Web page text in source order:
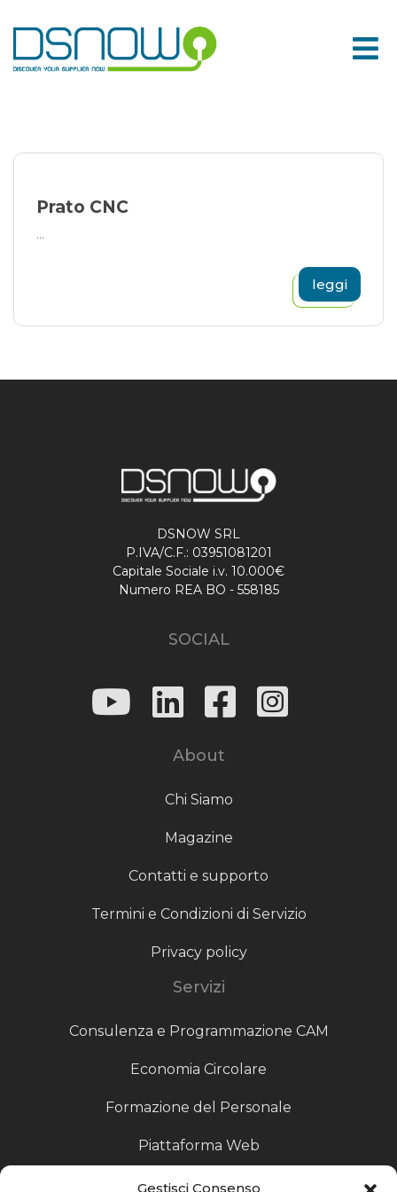
Gestisci Consenso
to
content
Prato CNC
...
leggi
DSNOW SRL
P.IVA/C.F.: 03951081201
Capitale Sociale i.v. 10.000€
Numero REA BO - 558185
SOCIAL
About
Chi Siamo
Magazine
Contatti e supporto
Termini e Condizioni di Servizio
Privacy policy
Servizi
Consulenza e Programmazione CAM
Economia Circolare
Formazione del Personale
Piattaforma Web
Scouting fornitori